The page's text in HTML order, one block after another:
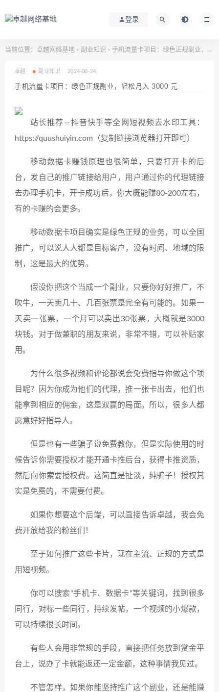
登录
当前位置： 卓越网络基地 > 副业知识 > 手机流量卡项目：绿色正规副业，轻松月入 3000 元
卓越 副业知识 2024-08-24
手机流量卡项目：绿色正规副业，轻松月入 3000 元
站长推荐—抖音快手等全网短视频去水印工具：
https://quushuiyin.com（复制链接浏览器打开即可）
移动数据卡赚钱原理也很简单，只要打开卡的后
台，发自己的推广链接给用户，用户通过你的代理链接
去办理手机卡，开卡成功后，你大概能赚80-200左右，
有的卡赚的会更多。
移动数据卡项目确实是绿色正规的业务，可以全国
推广，可以说人人都是目标客户，没有时间、地域的限
制，这是最大的优势。
假设你把这个当成一个副业，只要你好好推广，不
吹牛，一天卖几十、几百张票是完全有可能的。如果一
天卖一张票，一个月可以卖出30张票，大概就是3000
块钱。对于做兼职的朋友来说，非常不错，可以补贴家
用。
为什么很多视频和评论都说会免费指导你做这个项
目呢？因为你成为他们的代理，推一张卡出去，他们也
能拿到相应的佣金，这是双赢的局面。所以，很多人都
愿意好好指导人。
但是也有一些骗子说免费教你，但是实际使用的时
候告诉你需要授权才能开通卡推后台，获得卡推资质，
然后向你索要授权费。这简直是扯淡，纯骗子！授权其
实是免费的，不需要付费。
如果你想要这个后端，可以直接告诉卓越，我会免
费开放给我的粉丝们！
至于如何推广这些卡片，现在主流、正规的方式是
用短视频。
你可以搜索“手机卡、数据卡”等关键词，找到很多
同行，对标一些同行，持续发帖，一个视频的小爆款，
可以持续很长时间。
有些人会用非常规的手段，直接把任务放到赏金平
台上，说办了卡就能返还一定金额，这种事情我见过。
不管怎样，如果你能坚持推广这个副业，还是能赚